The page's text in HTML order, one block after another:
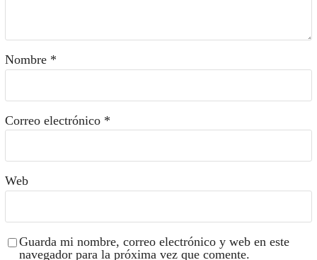
Nombre *
Correo electrónico *
Web
Guarda mi nombre, correo electrónico y web en este
navegador para la próxima vez que comente.